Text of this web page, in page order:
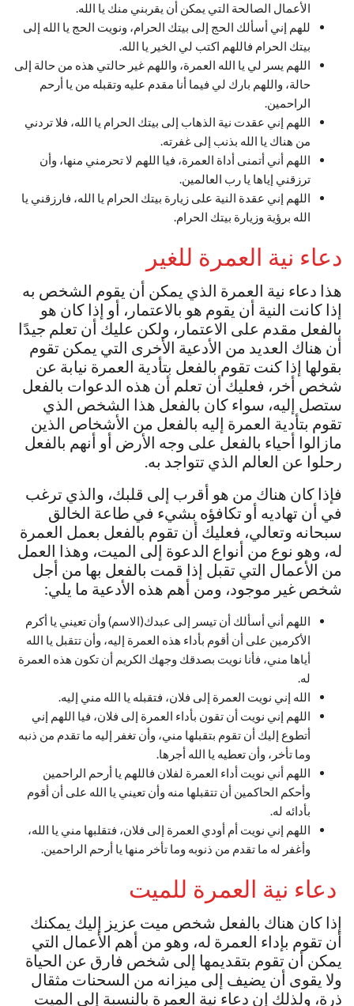
الأعمال الصالحة التي يمكن أن يقربني منك يا الله.
للهم إني أسألك الحج إلى بيتك الحرام، ونويت الحج يا الله إلى
بيتك الحرام فاللهم اكتب لي الخير يا الله.
اللهم يسر لي يا الله العمرة، واللهم غير حالتي هذه من حالة إلى
حالة، واللهم بارك لي فيما أنا مقدم عليه وتقبله من يا أرحم
الراحمين.
اللهم إني عقدت نية الذهاب إلى بيتك الحرام يا الله، فلا تردني
من هناك يا الله بذنب إلى غفرته.
اللهم أني أتمنى أداة العمرة، فيا اللهم لا تحرمني منها، وأن
ترزقني إياها يا رب العالمين.
اللهم إني عقدة النية على زيارة بيتك الحرام يا الله، فارزقني يا
الله برؤية وزيارة بيتك الحرام.
دعاء نية العمرة للغير
هذا دعاء نية العمرة الذي يمكن أن يقوم الشخص به
إذا كانت النية أن يقوم هو بالاعتمار، أو إذا كان هو
بالفعل مقدم على الاعتمار، ولكن عليك أن تعلم جيدًا
أن هناك العديد من الأدعية الأخرى التي يمكن تقوم
بقولها إذا كنت تقوم بالفعل بتأدية العمرة نيابة عن
شخص أخر، فعليك أن تعلم أن هذه الدعوات بالفعل
ستصل إليه، سواء كان بالفعل هذا الشخص الذي
تقوم بتأدية العمرة إليه بالفعل من الأشخاص الذين
مازالوا أحياء بالفعل على وجه الأرض أو أنهم بالفعل
رحلوا عن العالم الذي تتواجد به.
فإذا كان هناك من هو أقرب إلى قلبك، والذي ترغب
في أن تهاديه أو تكافؤه بشيء في طاعة الخالق
سبحانه وتعالي، فعليك أن تقوم بالفعل بعمل العمرة
له، وهو نوع من أنواع الدعوة إلى الميت، وهذا العمل
من الأعمال التي تقبل إذا قمت بالفعل بها من أجل
شخص غير موجود، ومن أهم هذه الأدعية ما يلي:
اللهم أني أسألك أن تيسر إلى عبدك(الاسم) وأن تعيني يا أكرم
الأكرمين على أن أقوم بأداء هذه العمرة إليه، وأن تتقبل يا الله
أياها مني، فأنا نويت بصدقك وجهك الكريم أن تكون هذه العمرة
له.
الله إني نويت العمرة إلى فلان، فتقبله يا الله مني إليه.
اللهم إني نويت أن تقون بأداء العمرة إلى فلان، فيا اللهم إني
أتطوع إليك أن تقوم بتقبلها مني، وأن تغفر إليه ما تقدم من ذنبه
وما تأخر، وأن تعطيه يا الله أجرها.
اللهم أني نويت أداء العمرة لفلان فاللهم يا أرحم الراحمين
وأحكم الحاكمين أن تتقبلها منه وأن تعيني يا الله على أن أقوم
بأدائه له.
اللهم إني نويت أم أودي العمرة إلى فلان، فتقلبها مني يا الله،
وأغفر له ما تقدم من ذنوبه وما تأخر منها يا أرحم الراحمين.
دعاء نية العمرة للميت
إذا كان هناك بالفعل شخص ميت عزيز إليك يمكنك
أن تقوم بإداء العمرة له، وهو من أهم الأعمال التي
يمكن أن تقوم بتقديمها إلى شخص فارق عن الحياة
ولا يقوى أن يضيف إلى ميزانه من السحنات مثقال
ذرة، ولذلك إن دعاء نية العمرة بالنسبة إلى الميت